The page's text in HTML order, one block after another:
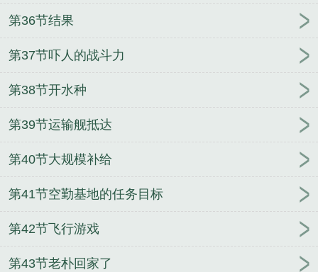
第36节结果
第37节吓人的战斗力
第38节开水种
第39节运输舰抵达
第40节大规模补给
第41节空勤基地的任务目标
第42节飞行游戏
第43节老朴回家了